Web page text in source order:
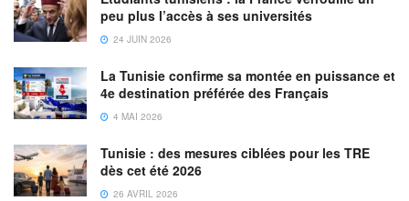
a bien voulu donner Ses Très Hautes Instructions à la
Fondation Mohammed V pour la Solidarité, afin qu’un
dispositif spécial d’accompagnement soit mis à la
disposition des membres de la communauté marocaine
résidant à l’étranger, à bord des navires opérant la
de traversée et de débarquement », indique le
communiqué royal.
peu plus l’accès à ses universités
24 JUIN 2026
La Tunisie confirme sa montée en puissance et
4e destination préférée des Français
4 MAI 2026
Tunisie : des mesures ciblées pour les TRE
dès cet été 2026
26 AVRIL 2026